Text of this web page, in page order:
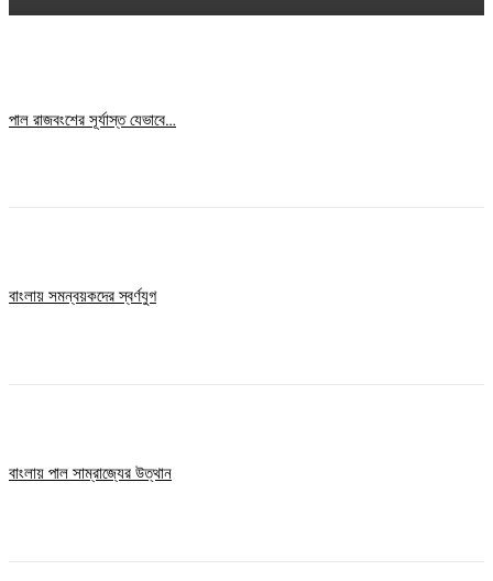
পাল রাজবংশের সূর্যাস্ত যেভাবে…
বাংলায় সমন্বয়কদের স্বর্ণযুগ
বাংলায় পাল সাম্রাজ্যের উত্থান